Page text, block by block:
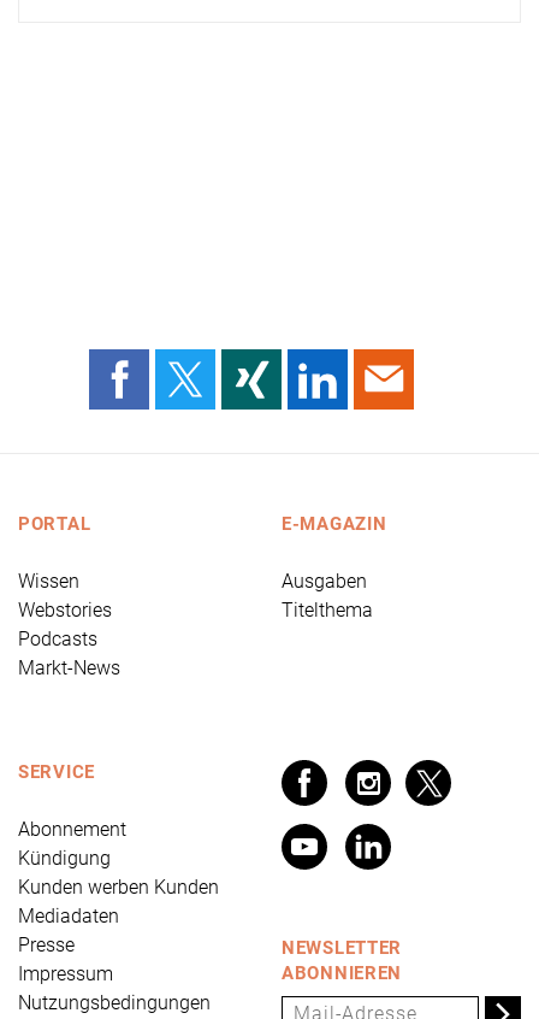
PORTAL
Wissen
Webstories
Podcasts
Markt-News
E-MAGAZIN
Ausgaben
Titelthema
SERVICE
Abonnement
Kündigung
Kunden werben Kunden
Mediadaten
Presse
Impressum
Nutzungsbedingungen
NEWSLETTER
ABONNIEREN